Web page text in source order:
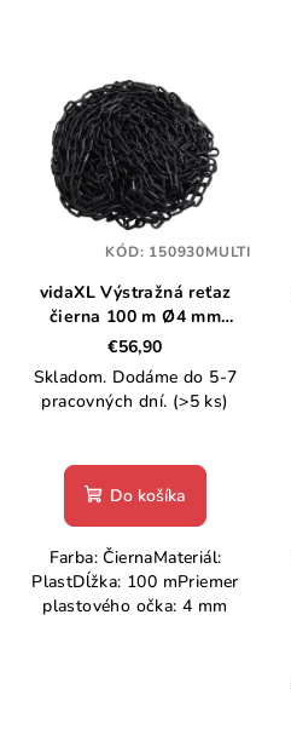
vidaXL Výstražná reťaz
čierna 100 m Ø4 mm
plastová
€56,90
Skladom. Dodáme do 5-7
pracovných dní. (>5 ks)
Do košíka
Farba: ČiernaMateriál:
PlastDĺžka: 100 mPriemer
plastového očka: 4 mm
KÓD: 150930MULTI